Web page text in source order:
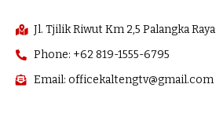
Jl. Tjilik Riwut Km 2,5 Palangka Raya
Phone: +62 819-1555-6795
Email: officekaltengtv@gmail.com